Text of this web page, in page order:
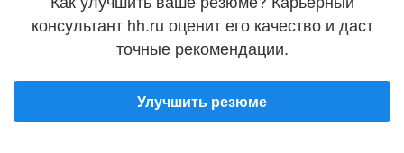
консультант hh.ru оценит его качество и даст
точные рекомендации.
Улучшить резюме